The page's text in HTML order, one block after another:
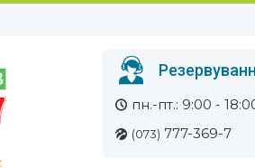
пн.-пт.: 9:00 -
(073) 777-369-7